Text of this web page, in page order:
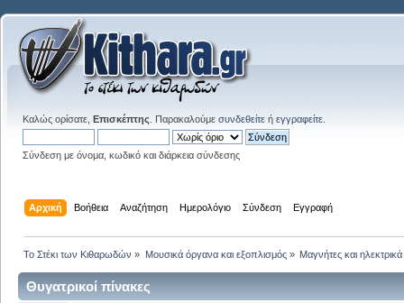
Καλώς ορίσατε, Επισκέπτης . Παρακαλούμε συνδεθείτε ή εγγραφείτε
Σύνδεση με όνομα, κωδικό και διάρκεια σύνδεσης
Αρχική Βοήθεια Αναζήτηση Ημερολόγιο Σύνδεση Εγγραφή
Το Στέκι των Κιθαρωδών » Μουσικά όργανα και εξοπλισμός» Μαγνήτες και ηλεκτρικά
Θυγατρικοί πίνακες